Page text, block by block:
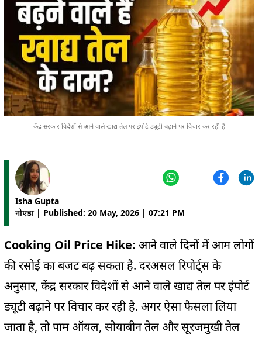
केंद्र सरकार विदेशों से आने वाले खाद्य तेल पर इंपोर्ट ड्यूटी बढ़ाने पर विचार कर रही है
Isha Gupta
नोएडा | Published: 20 May, 2026 | 07:21 PM
Cooking Oil Price Hike: आने वाले दिनों में आम लोगों
की रसोई का बजट बढ़ सकता है. दरअसल रिपोर्ट्स के
अनुसार, केंद्र सरकार विदेशों से आने वाले खाद्य तेल पर इंपोर्ट
ड्यूटी बढ़ाने पर विचार कर रही है. अगर ऐसा फैसला लिया
जाता है, तो पाम ऑयल, सोयाबीन तेल और सूरजमुखी तेल